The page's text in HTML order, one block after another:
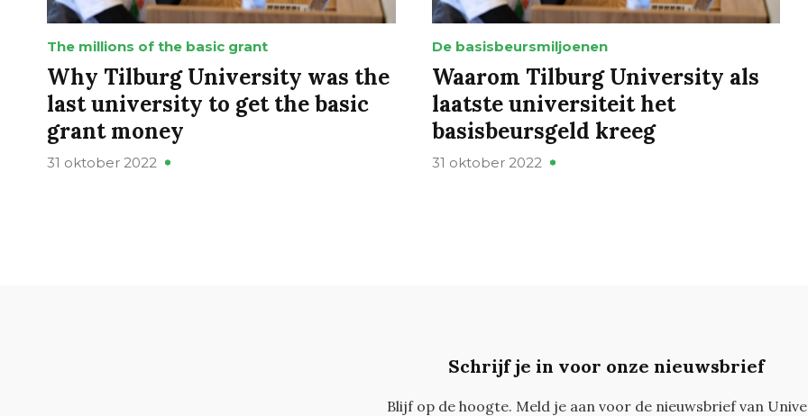
The millions of the basic grant
Why Tilburg University was the
last university to get the basic
grant money
31 oktober 2022
De basisbeursmiljoenen
Waarom Tilburg University als
laatste universiteit het
basisbeursgeld kreeg
31 oktober 2022
Schrijf je in voor onze nieuwsbrief
Blijf op de hoogte. Meld je aan voor de nieuwsbrief van